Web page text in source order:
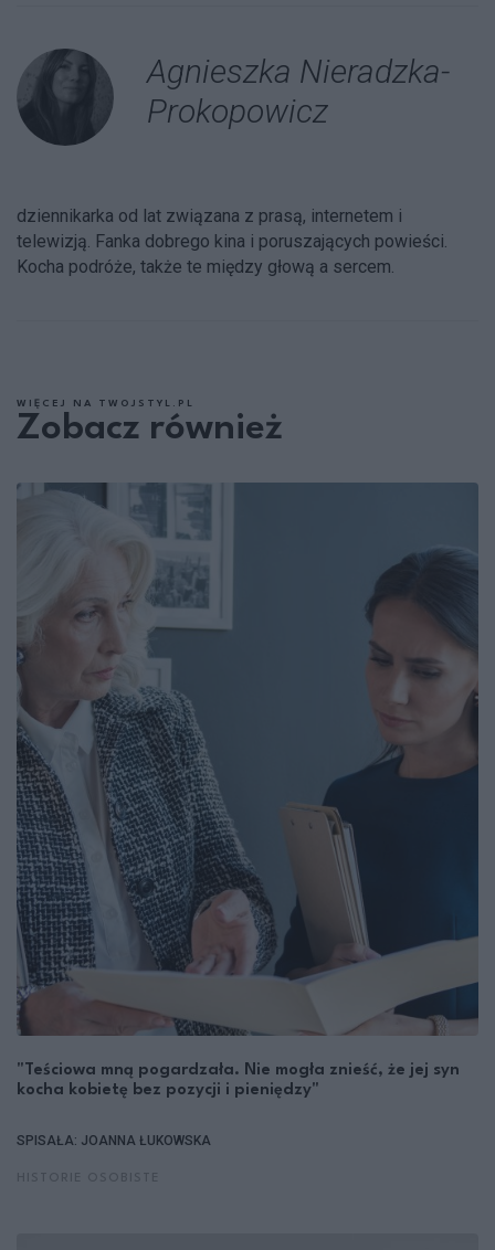
Agnieszka Nieradzka-
Prokopowicz
dziennikarka od lat związana z prasą, internetem i
telewizją. Fanka dobrego kina i poruszających powieści.
Kocha podróże, także te między głową a sercem.
WIĘCEJ NA TWOJSTYL.PL
Zobacz również
"Teściowa mną pogardzała. Nie mogła znieść, że jej syn
kocha kobietę bez pozycji i pieniędzy"
SPISAŁA: JOANNA ŁUKOWSKA